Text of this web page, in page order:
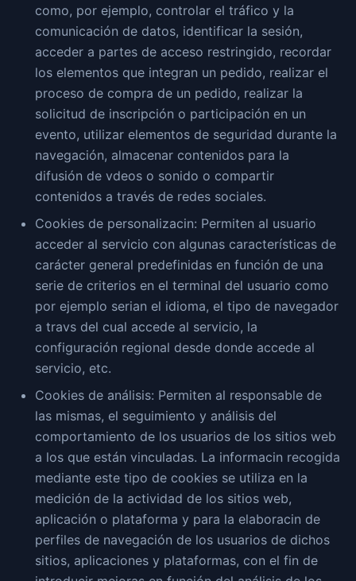
como, por ejemplo, controlar el tráfico y la
comunicación de datos, identificar la sesión,
acceder a partes de acceso restringido, recordar
los elementos que integran un pedido, realizar el
proceso de compra de un pedido, realizar la
solicitud de inscripción o participación en un
evento, utilizar elementos de seguridad durante la
navegación, almacenar contenidos para la
difusión de vdeos o sonido o compartir
contenidos a través de redes sociales.
Cookies de personalizacin: Permiten al usuario
acceder al servicio con algunas características de
carácter general predefinidas en función de una
serie de criterios en el terminal del usuario como
por ejemplo serian el idioma, el tipo de navegador
a travs del cual accede al servicio, la
configuración regional desde donde accede al
servicio, etc.
Cookies de análisis: Permiten al responsable de
las mismas, el seguimiento y análisis del
comportamiento de los usuarios de los sitios web
a los que están vinculadas. La informacin recogida
mediante este tipo de cookies se utiliza en la
medición de la actividad de los sitios web,
aplicación o plataforma y para la elaboracin de
perfiles de navegación de los usuarios de dichos
sitios, aplicaciones y plataformas, con el fin de